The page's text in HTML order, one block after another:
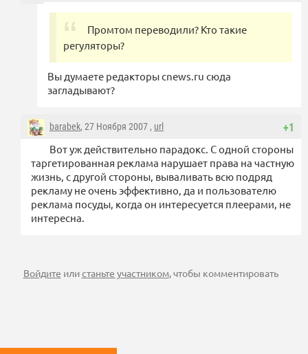
Промтом переводили? Кто такие
регуляторы?
Вы думаете редакторы cnews.ru сюда
загладывают?
+1
barabek, 27 Ноября 2007 , url
Вот уж действительно парадокс. С одной стороны
таргетированная реклама нарушает права на частную
жизнь, с другой стороны, вываливать всю подряд
рекламу не очень эффективно, да и пользователю
реклама посуды, когда он интересуется плеерами, не
интересна.
Войдите илистаньте участником, чтобы комментировать